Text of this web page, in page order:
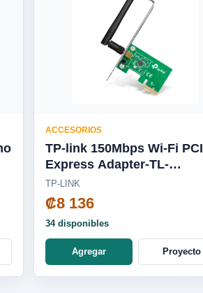
ACCESORIOS
TP-link 150Mbps Wi-Fi PCI
Express Adapter-TL-
WN781ND
TP-LINK
₡8 136
34 disponibles
Agregar Proyecto